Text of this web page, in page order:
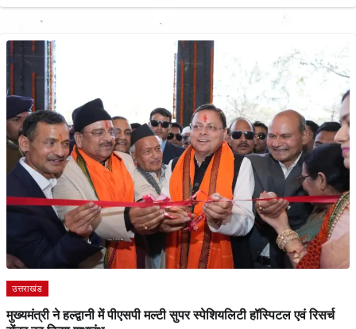
उत्तराखंड
मुख्यमंत्री ने हल्द्वानी में पीएसपी मल्टी सुपर स्पेशियलिटी हॉस्पिटल एवं रिसर्च